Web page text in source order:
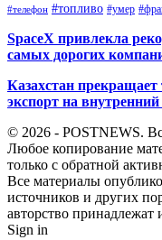
#телефон #топливо #умер
SpaceX привлекла
самых дорогих
Казахстан
экспорт на
© 2026 - POSTNEWS.
Любое копирование
только с обратной
Все материалы
источников и других
авторство принадлежат
Sign in